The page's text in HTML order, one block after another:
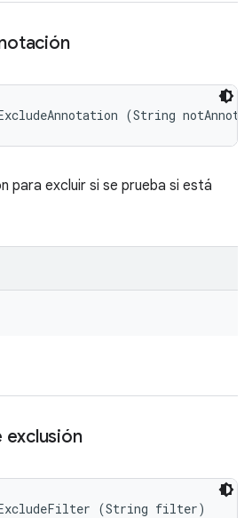
(String
para excluir si se prueba si está
(String filter)